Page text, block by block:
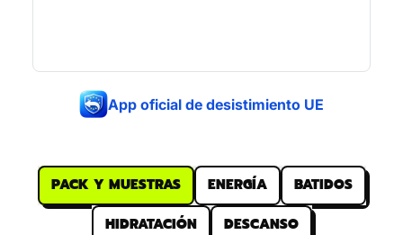
App oficial de desistimiento UE
PACK Y MUESTRAS ENERGÍA
BATIDOS
HIDRATACIÓN
DESCANSO